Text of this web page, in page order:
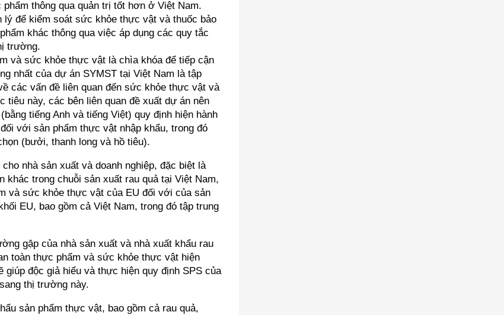
thông qua quản trị tốt hơn ở Việt Nam.
để kiểm soát sức khỏe thực vật và thuốc bảo
khác thông qua việc áp dụng các quy tắc
trường.
và sức khỏe thực vật là chìa khóa để tiếp cận
nhất của dự án SYMST tại Việt Nam là tập
các vấn đề liên quan đến sức khỏe thực vật và
này, các bên liên quan đề xuất dự án nên
tiếng Anh và tiếng Việt) quy định hiện hành
với sản phẩm thực vật nhập khẩu, trong đó
(bưởi, thanh long và hồ tiêu).
nhà sản xuất và doanh nghiệp, đặc biệt là
khác trong chuỗi sản xuất rau quả tại Việt Nam,
và sức khỏe thực vật của EU đối với của sản
EU, bao gồm cả Việt Nam, trong đó tập trung
gặp của nhà sản xuất và nhà xuất khẩu rau
toàn thực phẩm và sức khỏe thực vật hiện
độc giả hiểu và thực hiện quy định SPS của
thị trường này.
sản phẩm thực vật, bao gồm cả rau quả,